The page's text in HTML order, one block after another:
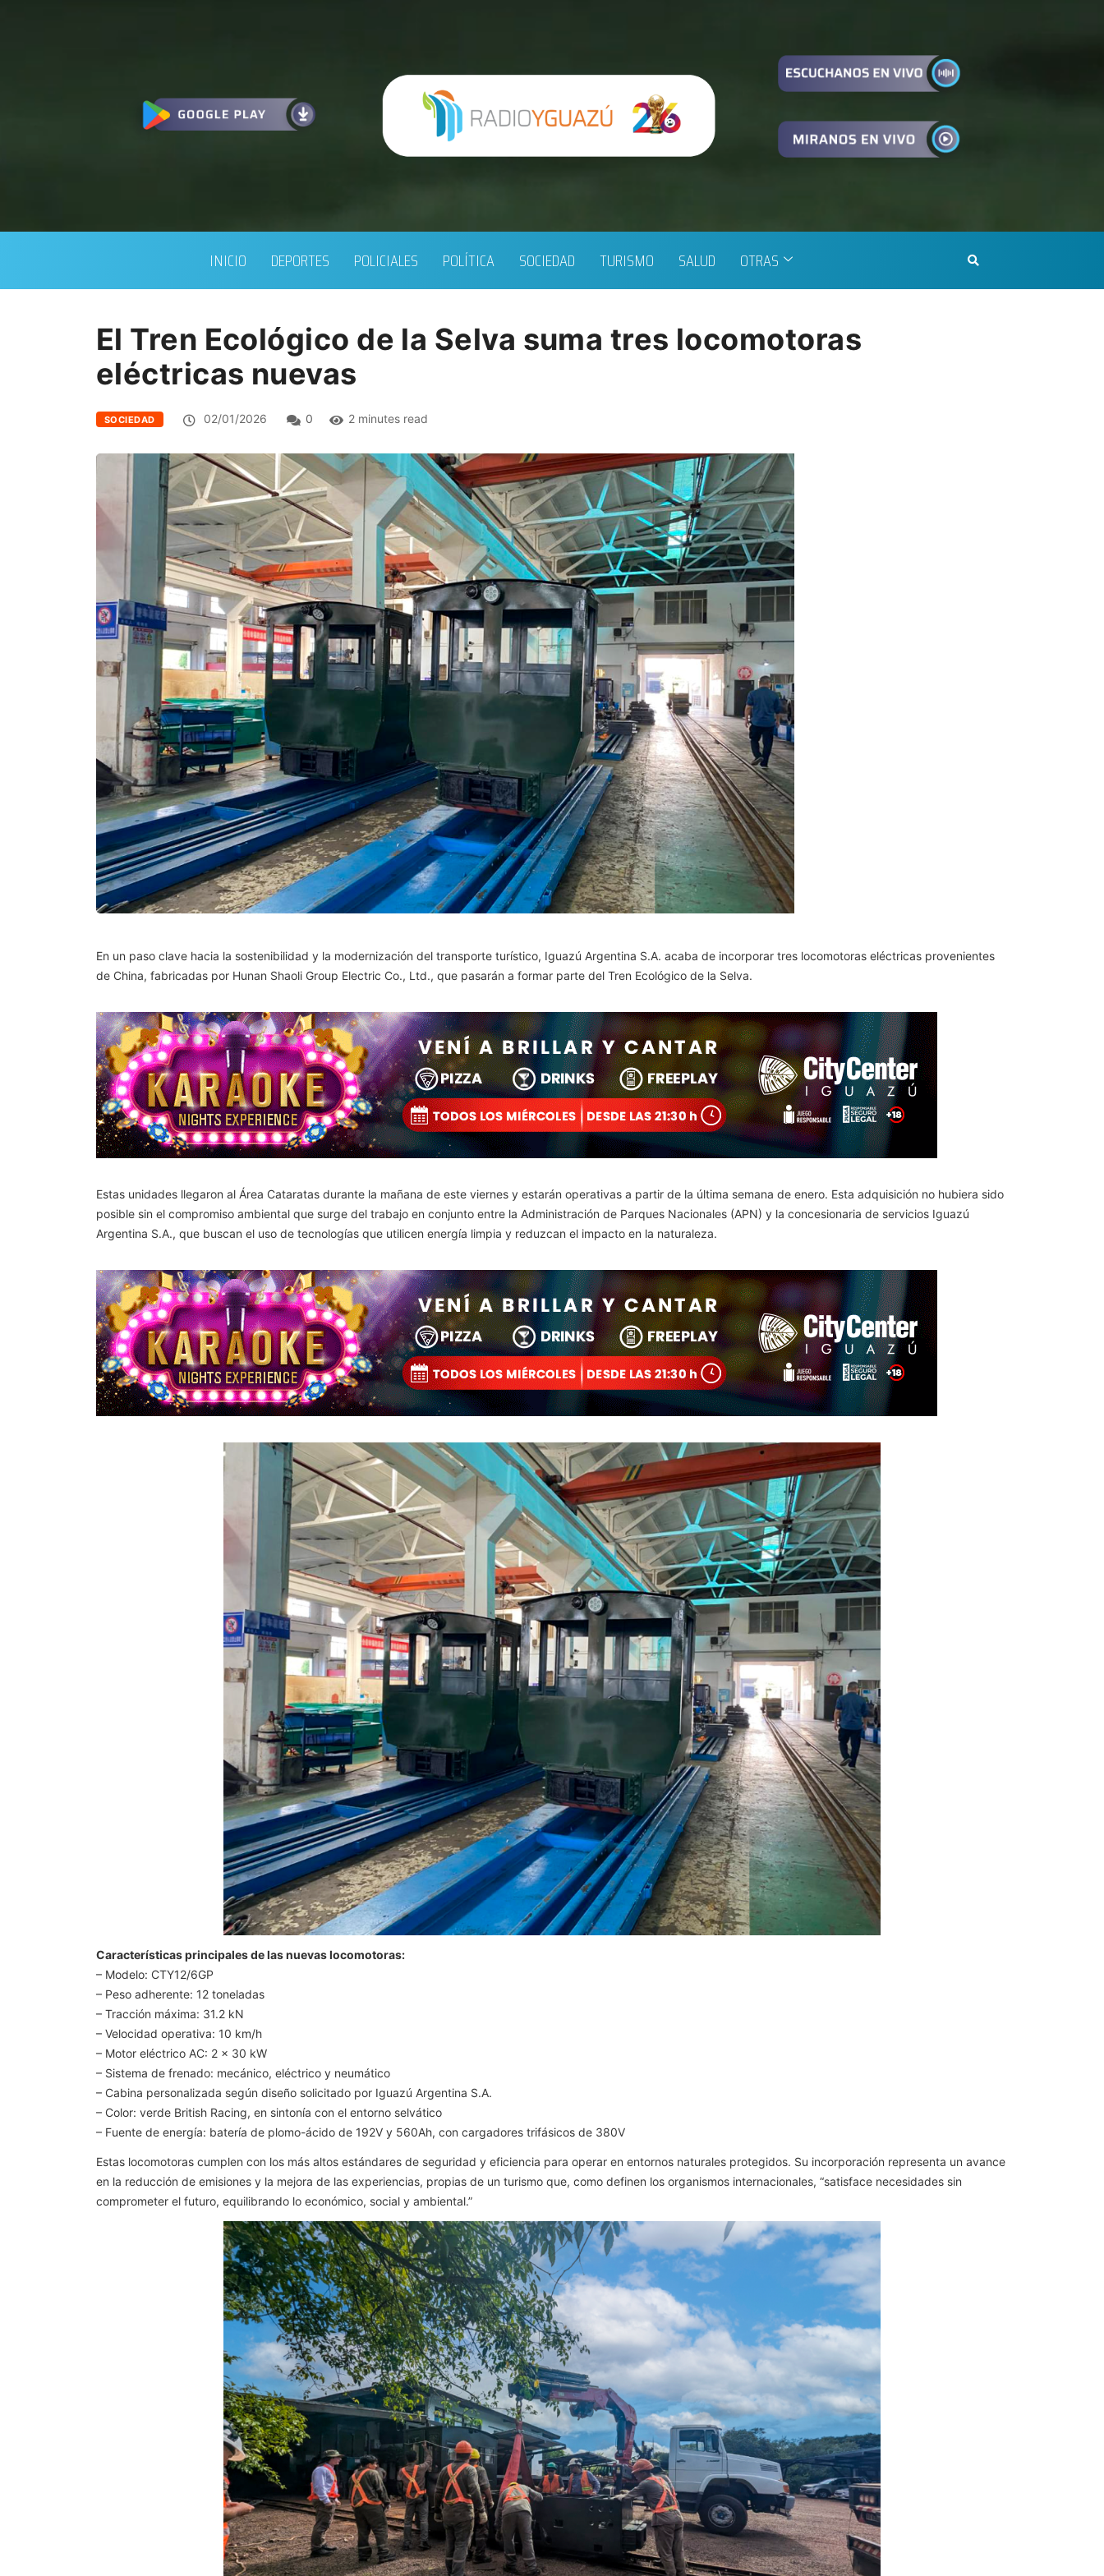
INICIO DEPORTES POLICIALES POLÍTICA SOCIEDAD TURISMO SALUD OTRAS
El Tren Ecológico de la Selva suma tres locomotoras
eléctricas nuevas
SOCIEDAD 02/01/2026 0 2 minutes read
En un paso clave hacia la sostenibilidad y la modernización del transporte turístico, Iguazú Argentina S.A. acaba de incorporar tres locomotoras eléctricas provenientes
de China, fabricadas por Hunan Shaoli Group Electric Co., Ltd., que pasarán a formar parte del Tren Ecológico de la Selva.
Estas unidades llegaron al Área Cataratas durante la mañana de este viernes y estarán operativas a partir de la última semana de enero. Esta adquisición no hubiera sido
posible sin el compromiso ambiental que surge del trabajo en conjunto entre la Administración de Parques Nacionales (APN) y la concesionaria de servicios Iguazú
Argentina S.A., que buscan el uso de tecnologías que utilicen energía limpia y reduzcan el impacto en la naturaleza.
Características principales de las nuevas locomotoras:
– Modelo: CTY12/6GP
– Peso adherente: 12 toneladas
– Tracción máxima: 31.2 kN
– Velocidad operativa: 10 km/h
– Motor eléctrico AC: 2 × 30 kW
– Sistema de frenado: mecánico, eléctrico y neumático
– Cabina personalizada según diseño solicitado por Iguazú Argentina S.A.
– Color: verde British Racing, en sintonía con el entorno selvático
– Fuente de energía: batería de plomo-ácido de 192V y 560Ah, con cargadores trifásicos de 380V
Estas locomotoras cumplen con los más altos estándares de seguridad y eficiencia para operar en entornos naturales protegidos. Su incorporación representa un avance
en la reducción de emisiones y la mejora de las experiencias, propias de un turismo que, como definen los organismos internacionales, “satisface necesidades sin
comprometer el futuro, equilibrando lo económico, social y ambiental.”